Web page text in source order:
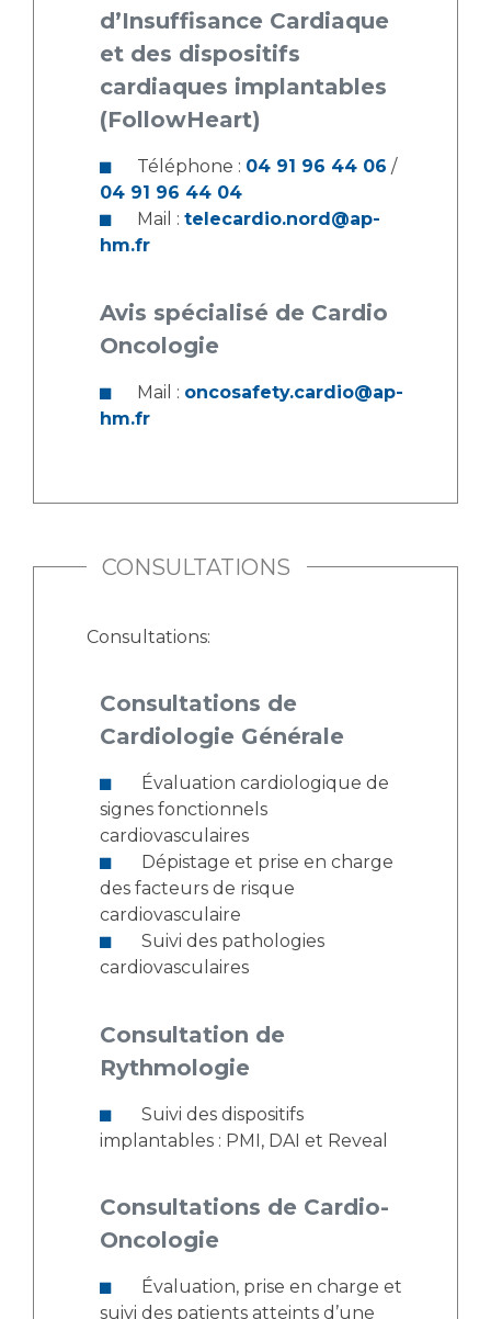
d’Insuffisance Cardiaque
et des dispositifs
cardiaques implantables
(FollowHeart)
Téléphone : 04 91 96 44 06 /
04 91 96 44 04
Mail : telecardio.nord@ap-
hm.fr
Avis spécialisé de Cardio
Oncologie
Mail : oncosafety.cardio@ap-
hm.fr
CONSULTATIONS
Consultations:
Consultations de
Cardiologie Générale
signes fonctionnels
cardiovasculaires
des facteurs de risque
cardiovasculaire
cardiovasculaires
Consultation de
Rythmologie
implantables : PMI, DAI et Reveal
Consultations de Cardio-
Oncologie
suivi des patients atteints d’une